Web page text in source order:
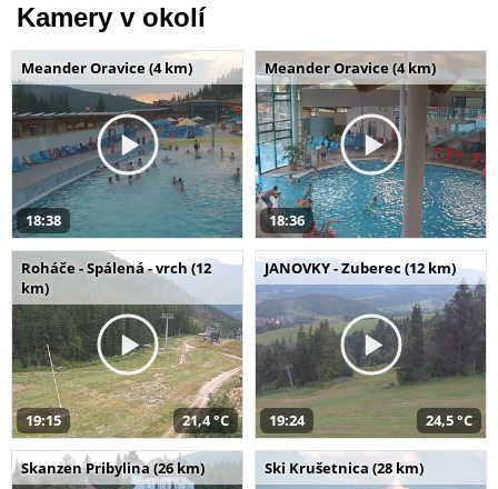
Kamery v okolí
Meander Oravice (4 km)
18:38
Meander Oravice (4 km)
18:36
Roháče - Spálená - vrch (12
km)
19:15 21,4 °C
JANOVKY - Zuberec (12 km)
19:24 24,5 °C
Skanzen Pribylina (26 km) Ski Krušetnica (28 km)